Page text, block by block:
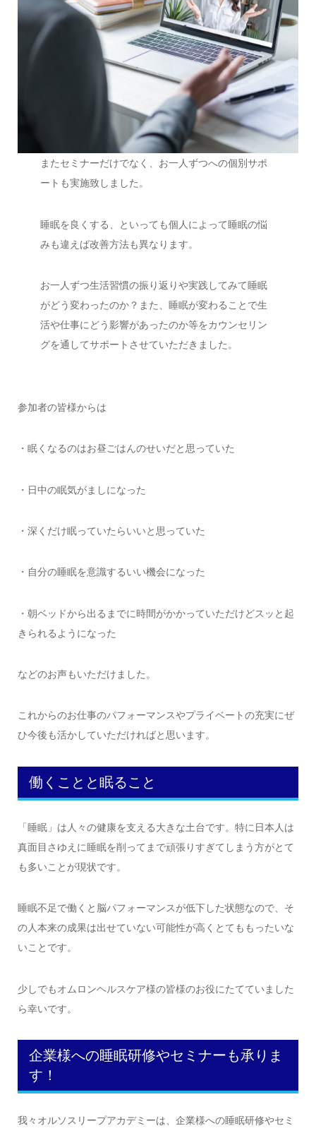
またセミナーだけでなく、お一人ずつへの個別サポ
ートも実施致しました。
睡眠を良くする、といっても個人によって睡眠の悩
みも違えば改善方法も異なります。
お一人ずつ生活習慣の振り返りや実践してみて睡眠
がどう変わったのか？また、睡眠が変わることで生
活や仕事にどう影響があったのか等をカウンセリン
グを通してサポートさせていただきました。
参加者の皆様からは
・眠くなるのはお昼ごはんのせいだと思っていた
・日中の眠気がましになった
・深くだけ眠っていたらいいと思っていた
・自分の睡眠を意識するいい機会になった
・朝ベッドから出るまでに時間がかかっていただけどスッと起
きられるようになった
などのお声もいただけました。
これからのお仕事のパフォーマンスやプライベートの充実にぜ
ひ今後も活かしていただければと思います。
働くことと眠ること
「睡眠」は人々の健康を支える大きな土台です。特に日本人は
真面目さゆえに睡眠を削ってまで頑張りすぎてしまう方がとて
も多いことが現状です。
睡眠不足で働くと脳パフォーマンスが低下した状態なので、そ
の人本来の成果は出せていない可能性が高くとてももったいな
いことです。
少しでもオムロンヘルスケア様の皆様のお役にたてていました
ら幸いです。
企業様への睡眠研修やセミナーも承りま
す！
我々オルソスリープアカデミーは、企業様への睡眠研修やセミ